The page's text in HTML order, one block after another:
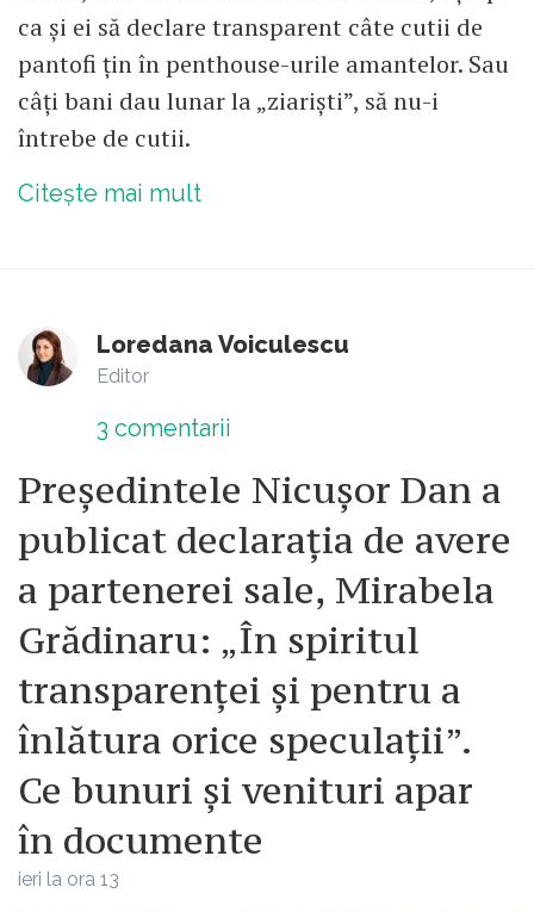
ca și ei să declare transparent câte cutii de
pantofi țin în penthouse-urile amantelor. Sau
câți bani dau lunar la „ziariști”, să nu-i
întrebe de cutii.
Citește mai mult
Loredana Voiculescu
Editor
3 comentarii
Președintele Nicușor Dan a
publicat declarația de avere
a partenerei sale, Mirabela
Grădinaru: „În spiritul
transparenței și pentru a
înlătura orice speculații”.
Ce bunuri și venituri apar
în documente
ieri la ora 13